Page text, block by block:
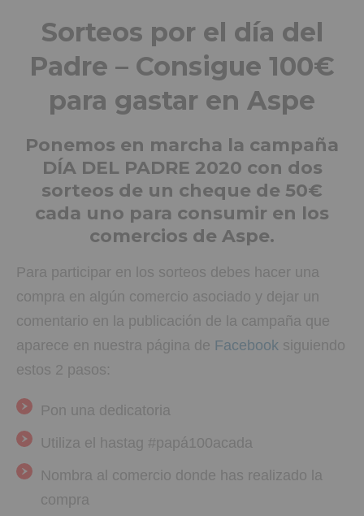
Sorteos por el día del
Padre – Consigue 100€
para gastar en Aspe
Ponemos en marcha la campaña
DÍA DEL PADRE 2020 con dos
sorteos de un cheque de 50€
cada uno para consumir en los
comercios de Aspe.
Para participar en los sorteos debes hacer una
compra en algún comercio asociado y dejar un
comentario en la publicación de la campaña que
aparece en nuestra página de Facebook siguiendo
estos 2 pasos:
Pon una dedicatoria
Utiliza el hastag #papá100acada
Nombra al comercio donde has realizado la
compra